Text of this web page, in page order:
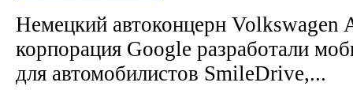
Немецкий автоконцерн Volkswagen
корпорация Google разработали
для автомобилистов SmileDrive,...